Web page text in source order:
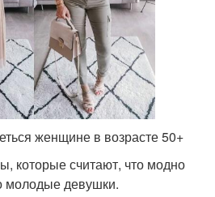
женщине в возрасте 50+
которые считают, что модно
молодые девушки.